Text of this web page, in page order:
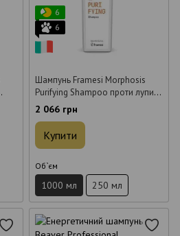
6
6
Шампунь Framesi Morphosis
Purifying Shampoo проти лупи 1
л
2 066 грн
Купити
Об`єм
1000 мл 250 мл